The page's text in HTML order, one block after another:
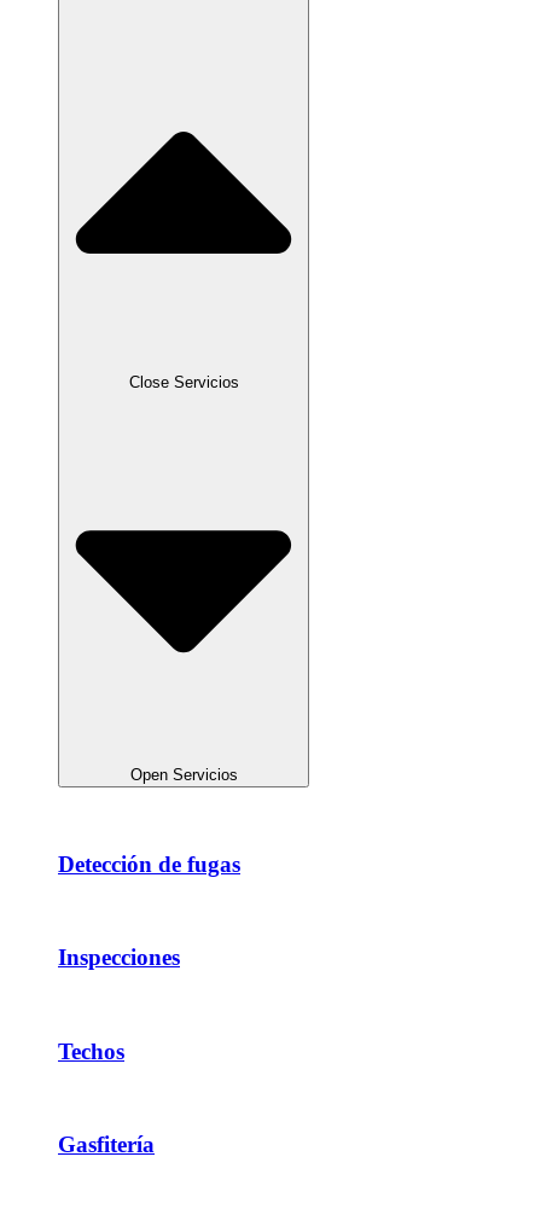
Close Servicios
Open Servicios
Detección de fugas
Inspecciones
Techos
Gasfitería